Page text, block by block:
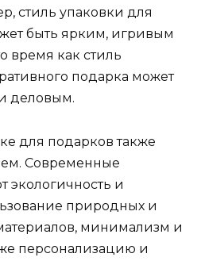
стиль упаковки для
быть ярким, игривым
время как стиль
подарка может
деловым.
для подарков также
Современные
экологичность и
природных и
минимализм и
персонализацию и